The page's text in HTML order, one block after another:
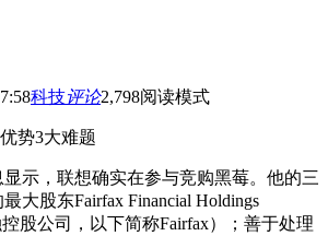
科技评论2,798阅读模式
示，联想确实在参与竞购黑莓。他的三
大股东Fairfax Financial Holdings
股公司，以下简称Fairfax）；善于处理